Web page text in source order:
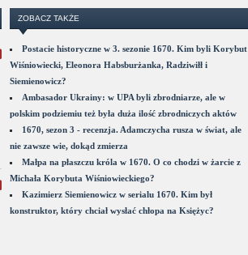
ZOBACZ TAKŻE
Postacie historyczne w 3. sezonie 1670. Kim byli Korybut
Wiśniowiecki, Eleonora Habsburżanka, Radziwiłł i
Siemienowicz?
Ambasador Ukrainy: w UPA byli zbrodniarze, ale w
polskim podziemiu też była duża ilość zbrodniczych aktów
1670, sezon 3 - recenzja. Adamczycha rusza w świat, ale
nie zawsze wie, dokąd zmierza
Małpa na płaszczu króla w 1670. O co chodzi w żarcie z
Michała Korybuta Wiśniowieckiego?
Kazimierz Siemienowicz w serialu 1670. Kim był
konstruktor, który chciał wysłać chłopa na Księżyc?